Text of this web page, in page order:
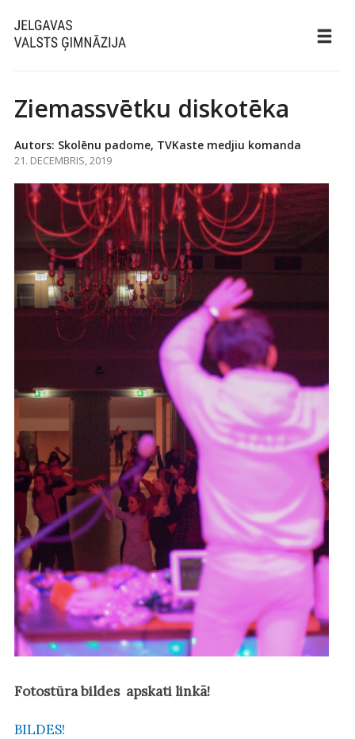
Ziemassvētku diskotēka
Autors: Skolēnu padome, TVKaste medjiu komanda
21. DECEMBRIS, 2019
Fotostūra bildes apskati linkā!
BILDES!